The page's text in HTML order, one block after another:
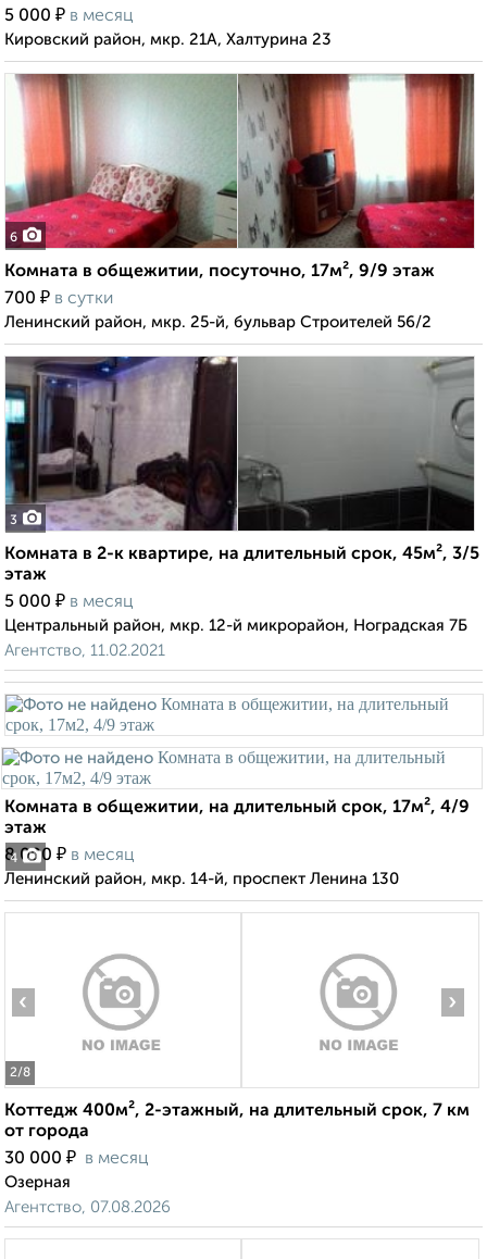
5 000 ₽ в месяц
Кировский район, мкр. 21А, Халтурина 23
6
Комната в общежитии, посуточно, 17м², 9/9 этаж
700 ₽ в сутки
Ленинский район, мкр. 25-й, бульвар Строителей 56/2
3
Комната в 2-к квартире, на длительный срок, 45м², 3/5
этаж
5 000 ₽ в месяц
Центральный район, мкр. 12-й микрорайон, Ноградская 7Б
Агентство, 11.02.2021
4
Комната в общежитии, на длительный срок, 17м², 4/9
этаж
8 000 ₽ в месяц
Ленинский район, мкр. 14-й, проспект Ленина 130
2/8
‹ ›
Коттедж 400м², 2-этажный, на длительный срок, 7 км
от города
30 000 ₽ в месяц
Озерная
Агентство, 07.08.2026